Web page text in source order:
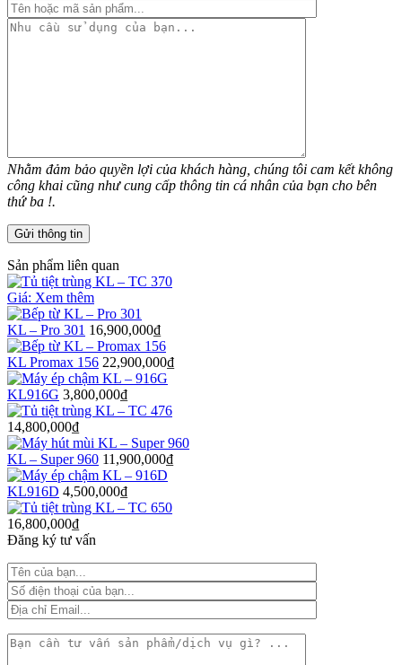
Nhằm đảm bảo quyền lợi của khách hàng, chúng tôi cam kết không
công khai cũng như cung cấp thông tin cá nhân của bạn cho bên
thứ ba !.
Sản phẩm liên quan
Giá: Xem thêm
KL – Pro 301 16,900,000₫
KL Promax 156 22,900,000₫
KL916G 3,800,000₫
14,800,000₫
KL – Super 960 11,900,000₫
KL916D 4,500,000₫
16,800,000₫
Đăng ký tư vấn